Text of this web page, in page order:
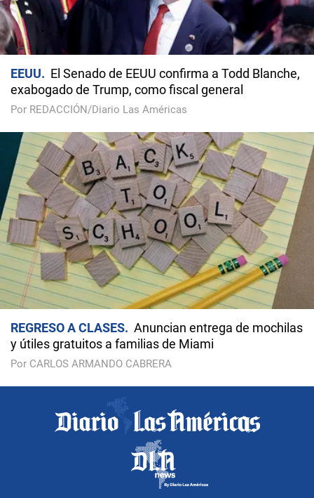
EEUU
El Senado de EEUU confirma a Todd Blanche,
exabogado de Trump, como fiscal general
Por REDACCIÓN/Diario Las Américas
REGRESO A CLASES
Anuncian entrega de mochilas
y útiles gratuitos a familias de Miami
Por CARLOS ARMANDO CABRERA